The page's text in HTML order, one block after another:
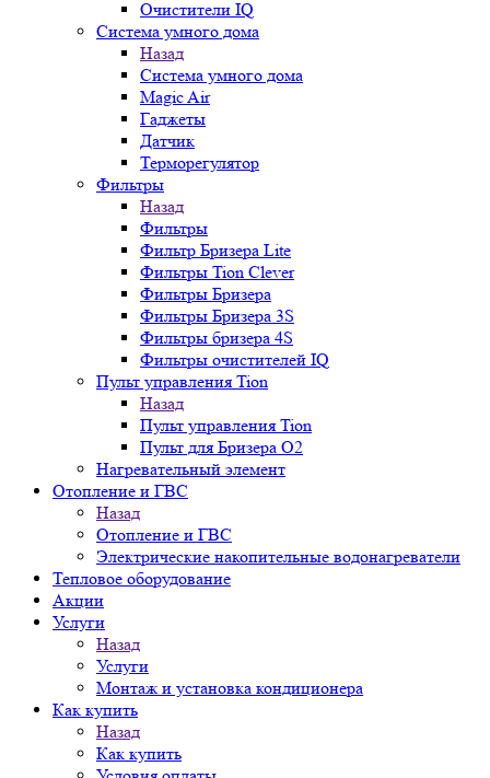
Очистители IQ
Система умного дома
Назад
Система умного дома
Magic Air
Гаджеты
Датчик
Терморегулятор
Фильтры
Назад
Фильтры
Фильтр Бризера Lite
Фильтры Tion Clever
Фильтры Бризера
Фильтры Бризера 3S
Фильтры бризера 4S
Фильтры очистителей IQ
Пульт управления Tion
Назад
Пульт управления Tion
Пульт для Бризера O2
Нагревательный элемент
Отопление и ГВС
Назад
Отопление и ГВС
Электрические накопительные водонагреватели
Тепловое оборудование
Акции
Услуги
Назад
Услуги
Монтаж и установка кондиционера
Как купить
Назад
Как купить